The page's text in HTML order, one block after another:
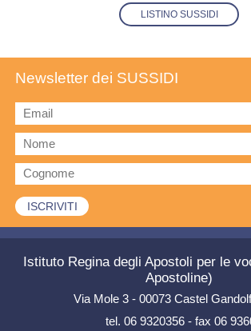
LISTINO SUSSIDI
Newsletter dei SUSSIDI
Istituto Regina degli Apostoli per le
Apostoline)
Via Mole 3 - 00073 Castel
tel. 06 9320356 - fax 06